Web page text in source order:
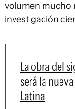
volumen mucho
investigación
La obra del
será la
Latina